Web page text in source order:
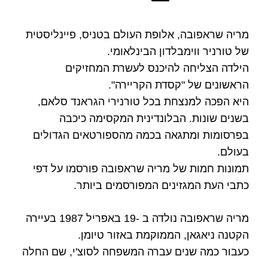
מריה שראפובה, אלופת העולם בטניס, פיינליסטית
של טורניר ווימבלדון הבינלאומי.
הילדה הצליחה להיכנס לעשרת המחזיקים
הראשונים של "קסדת הקריירה".
היא הפכה למנצחת בכל טורנירי הגראנד סלאם,
בשנים שונות. הבלונדינית המקסימה כיכבה
בפרסומות ומתגאה בכמה מהספורטאים הגדולים
בעולם.
תמונות חמות של מריה שראפובה פורסמו על דפי
כתבי העת המגזינים המפורסמים ביותר.
מריה שראפובה נולדה ב -19 באפריל 1987 בעיירה
הקטנה ניאגאן, הממוקמת באזור טיומן.
כעבור כמה שנים עברה המשפחה לסוצ'י, שם החלה